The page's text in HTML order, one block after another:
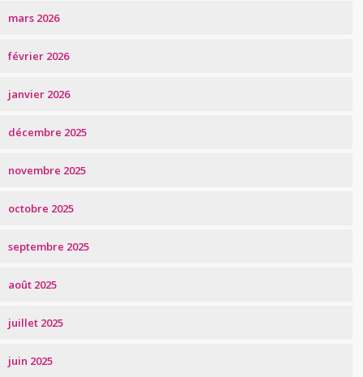
mars 2026
février 2026
janvier 2026
décembre 2025
novembre 2025
octobre 2025
septembre 2025
août 2025
juillet 2025
juin 2025